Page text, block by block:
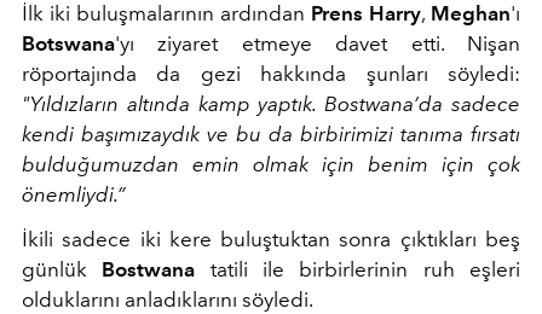
İlk iki buluşmalarının ardından Prens Harry, Meghan'ı
Botswana'yı ziyaret etmeye davet etti. Nişan
röportajında da gezi hakkında şunları söyledi:
"Yıldızların altında kamp yaptık. Bostwana’da sadece
kendi başımızaydık ve bu da birbirimizi tanıma fırsatı
bulduğumuzdan emin olmak için benim için çok
önemliydi.”
İkili sadece iki kere buluştuktan sonra çıktıkları beş
günlük Bostwana tatili ile birbirlerinin ruh eşleri
olduklarını anladıklarını söyledi.